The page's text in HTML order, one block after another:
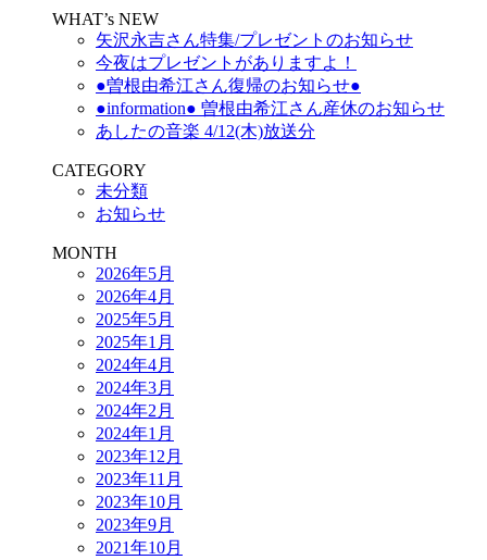
WHAT’s NEW
矢沢永吉さん特集/プレゼントのお知らせ
今夜はプレゼントがありますよ！
●曽根由希江さん復帰のお知らせ●
●information● 曽根由希江さん産休のお知らせ
あしたの音楽 4/12(木)放送分
CATEGORY
未分類
お知らせ
MONTH
2026年5月
2026年4月
2025年5月
2025年1月
2024年4月
2024年3月
2024年2月
2024年1月
2023年12月
2023年11月
2023年10月
2023年9月
2021年10月